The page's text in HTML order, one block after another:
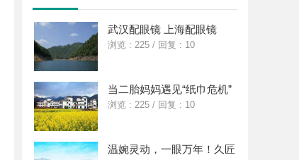
武汉配眼镜 上海配眼镜
浏览 : 225 / 回复 : 10
当二胎妈妈遇见“纸巾危机”
浏览 : 225 / 回复 : 10
温婉灵动，一眼万年！久匠